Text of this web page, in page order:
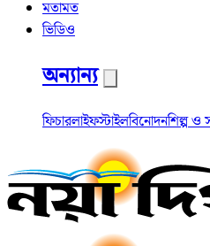
মতামত
ভিডিও
অন্যান্য
ফিচারলাইফস্টাইলবিনোদনশিল্প ও